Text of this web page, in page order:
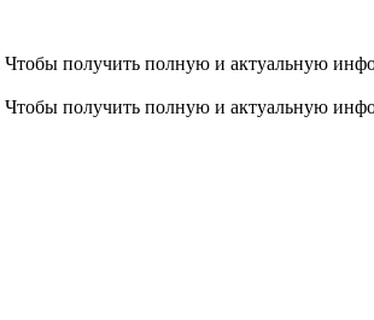
Чтобы получить полную и актуальную
Чтобы получить полную и актуальную